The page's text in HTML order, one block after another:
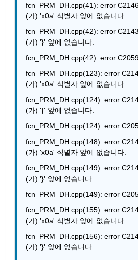
fcn_PRM_DH.cpp(41): error
(가) 'x0a' 식별자 앞에 없습니다.
fcn_PRM_DH.cpp(42): error
(가) '}' 앞에 없습니다.
fcn_PRM_DH.cpp(42): error
fcn_PRM_DH.cpp(123): error
(가) 'x0a' 식별자 앞에 없습니다.
fcn_PRM_DH.cpp(124): error
(가) '}' 앞에 없습니다.
fcn_PRM_DH.cpp(124): error
fcn_PRM_DH.cpp(148): error
(가) 'x0a' 식별자 앞에 없습니다.
fcn_PRM_DH.cpp(149): error
(가) '}' 앞에 없습니다.
fcn_PRM_DH.cpp(149): error
fcn_PRM_DH.cpp(155): error
(가) 'x0a' 식별자 앞에 없습니다.
fcn_PRM_DH.cpp(156): error
(가) '}' 앞에 없습니다.